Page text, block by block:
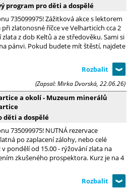
program pro děti a dospělé
735099975! Zážitková akce s lektorem
zlatonosné říčce ve Velharticích cca 2
z dob Keltů a ze středověku. Sami si
pánvi. Pokud budete mít štěstí, najdete
(Zapsal: Mirka Dvorská, 22.06.26)
a okolí - Muzeum minerálů
děti a dospělé
735099975! NUTNÁ rezervace
po zaplacení zálohy, nebo celé
pondělí od 15.00 - rýžování zlata na
zkušeného prospektora. Kurz je na 4